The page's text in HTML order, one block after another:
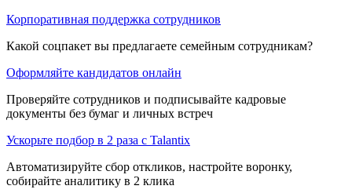
Корпоративная поддержка сотрудников
Какой соцпакет вы предлагаете семейным сотрудникам?
Оформляйте кандидатов онлайн
Проверяйте сотрудников и подписывайте кадровые
документы без бумаг и личных встреч
Ускорьте подбор в 2 раза с Talantix
Автоматизируйте сбор откликов, настройте воронку,
собирайте аналитику в 2 клика